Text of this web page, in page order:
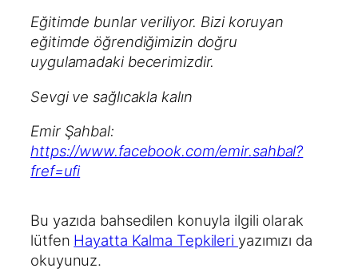
Eğitimde bunlar veriliyor. Bizi koruyan
eğitimde öğrendiğimizin doğru
uygulamadaki becerimizdir.
Sevgi ve sağlıcakla kalın
Emir Şahbal:
https://www.facebook.com/emir.sahbal?
fref=ufi
Bu yazıda bahsedilen konuyla ilgili olarak
lütfen Hayatta Kalma Tepkileri yazımızı da
okuyunuz.